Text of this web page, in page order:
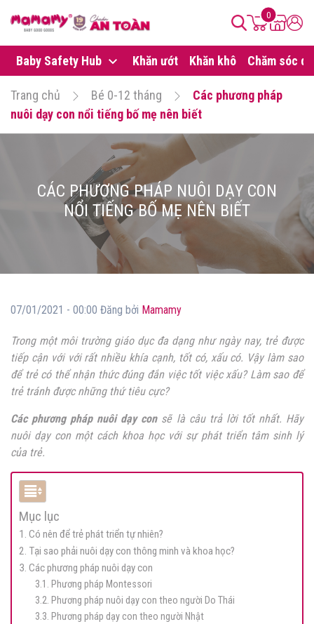
0
Baby Safety Hub Khăn ướt Khăn khô Chăm sóc da
Trang chủ Bé 0-12 tháng
Các phương pháp
nuôi dạy con nổi tiếng bố mẹ nên biết
CÁC PHƯƠNG PHÁP NUÔI DẠY CON
NỔI TIẾNG BỐ MẸ NÊN BIẾT
07/01/2021 - 00:00 Đăng bởi Mamamy
Trong một môi trường giáo dục đa dạng như ngày nay, trẻ được
tiếp cận với với rất nhiều khía cạnh, tốt có, xấu có. Vậy làm sao
để trẻ có thể nhận thức đúng đắn việc tốt việc xấu? Làm sao để
trẻ tránh được những thứ tiêu cực?
Các phương pháp nuôi dạy consẽ là câu trả lời tốt nhất. Hãy
nuôi dạy con một cách khoa học với sự phát triển tâm sinh lý
của trẻ.
Mục lục
1. Có nên để trẻ phát triển tự nhiên?
2. Tại sao phải nuôi dạy con thông minh và khoa học?
3. Các phương pháp nuôi dạy con
3.1. Phương pháp Montessori
3.2. Phương pháp nuôi dạy con theo người Do Thái
3.3. Phương pháp dạy con theo người Nhật